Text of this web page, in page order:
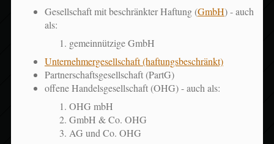
Gesellschaft mit beschränkter Haftung (GmbH) - auch
als:
gemeinnützige GmbH
Unternehmergesellschaft (haftungsbeschränkt)
Partnerschaftsgesellschaft (PartG)
offene Handelsgesellschaft (OHG) - auch als:
OHG mbH
GmbH & Co. OHG
AG und Co. OHG